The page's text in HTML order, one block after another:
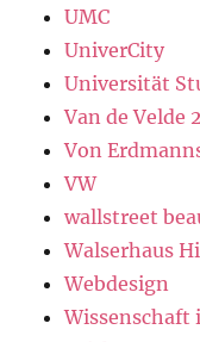
UMC
UniverCity
Universität
Van de Velde
Von
VW
wallstreet
Walserhaus
Webdesign
Wissenschaft